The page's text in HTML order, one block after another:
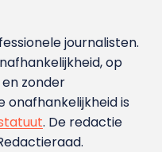
journalisten.
op
zonder
onafhankelijkheid is
. De redactie